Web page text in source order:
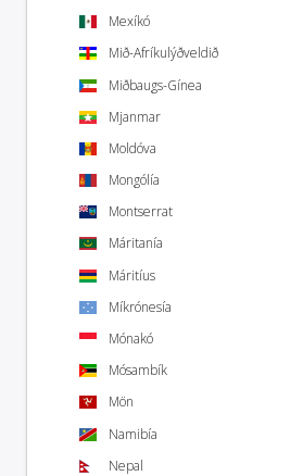
Mexíkó
Mið-Afríkulýðveldið
Miðbaugs-Gínea
Mjanmar
Moldóva
Mongólía
Montserrat
Máritanía
Máritíus
Míkrónesía
Mónakó
Mósambík
Mön
Namibía
Nepal